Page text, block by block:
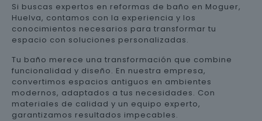
Si buscas expertos en reformas de baño en Moguer,
Huelva, contamos con la experiencia y los
conocimientos necesarios para transformar tu
espacio con soluciones personalizadas.
Tu baño merece una transformación que combine
funcionalidad y diseño. En nuestra empresa,
convertimos espacios antiguos en ambientes
modernos, adaptados a tus necesidades. Con
materiales de calidad y un equipo experto,
garantizamos resultados impecables.